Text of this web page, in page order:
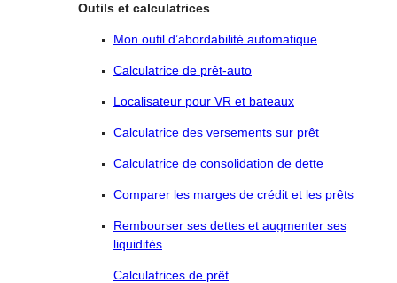
Outils et calculatrices
Mon outil d’abordabilité automatique
Calculatrice de prêt-auto
Localisateur pour VR et bateaux
Calculatrice des versements sur prêt
Calculatrice de consolidation de dette
Comparer les marges de crédit et les prêts
Rembourser ses dettes et augmenter ses
liquidités
Calculatrices de prêt